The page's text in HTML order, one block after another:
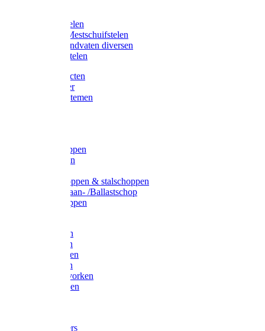
Gardena stelen
Sneeuw- /Mestschuifstelen
Stelen / Handvaten diversen
Telescoopstelen
Tuin producten
Fruitplukker
Ophangsystemen
Betonschoppen
Schepbatsen
Ballastschoppen & stalschoppen
Slijtsrip Graan- /Ballastschop
Graanschoppen
Hooivorken
Mestvorken
Bietenvorken
Maisvorken
Aardappelvorken
Vijgenvorken
Tuinkrabbers